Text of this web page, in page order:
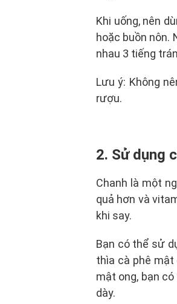
Khi uống, nên
hoặc buồn nôn.
nhau 3 tiếng
Lưu ý: Không
rượu.
2. Sử dụng
Chanh là một
quả hơn và
khi say.
Bạn có thể sử
thìa cà phê mật
mật ong, bạn
dày.